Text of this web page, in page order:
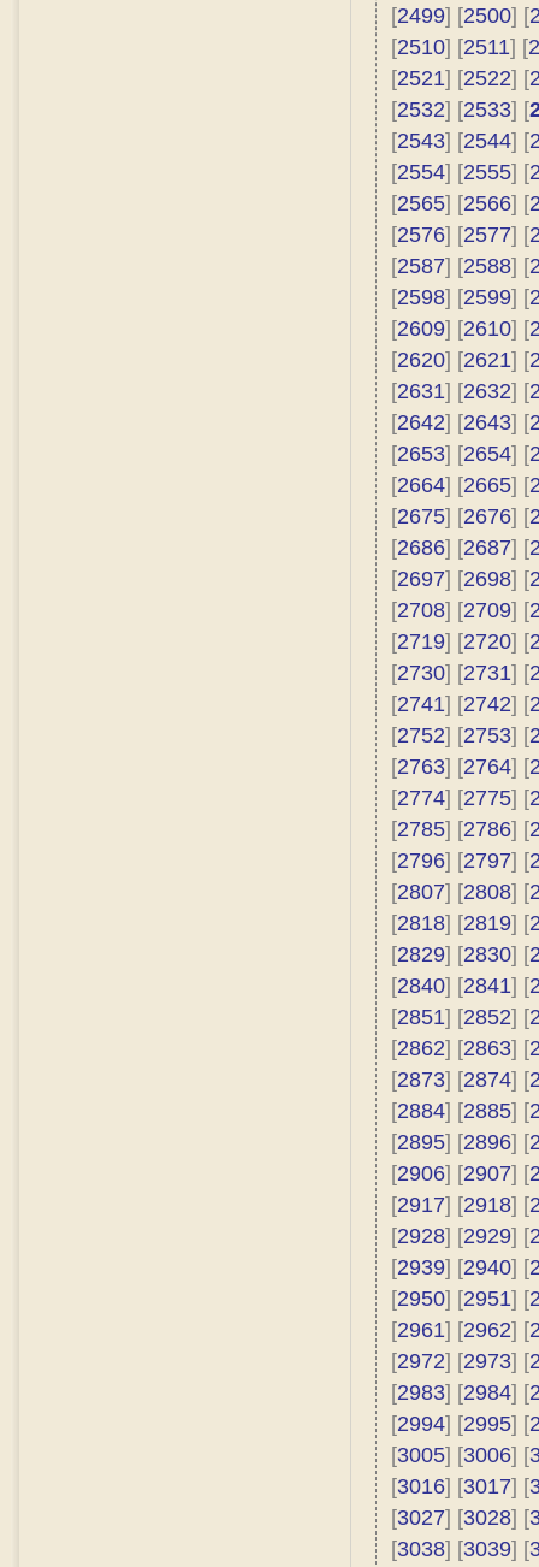
[2499] [2500] [
[2510] [2511] [
[2521] [2522] [
[2532] [2533] [
[2543] [2544] [
[2554] [2555] [
[2565] [2566] [
[2576] [2577] [
[2587] [2588] [
[2598] [2599] [
[2609] [2610] [
[2620] [2621] [
[2631] [2632] [
[2642] [2643] [
[2653] [2654] [
[2664] [2665] [
[2675] [2676] [
[2686] [2687] [
[2697] [2698] [
[2708] [2709] [
[2719] [2720] [
[2730] [2731] [
[2741] [2742] [
[2752] [2753] [
[2763] [2764] [
[2774] [2775] [
[2785] [2786] [
[2796] [2797] [
[2807] [2808] [
[2818] [2819] [
[2829] [2830] [
[2840] [2841] [
[2851] [2852] [
[2862] [2863] [
[2873] [2874] [
[2884] [2885] [
[2895] [2896] [
[2906] [2907] [
[2917] [2918] [
[2928] [2929] [
[2939] [2940] [
[2950] [2951] [
[2961] [2962] [
[2972] [2973] [
[2983] [2984] [
[2994] [2995] [
[3005] [3006] [
[3016] [3017] [
[3027] [3028] [
[3038] [3039] [